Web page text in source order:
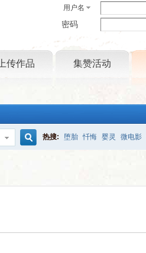
用户名
密码
上传作品 集赞活动
热搜: 堕胎 忏悔 婴灵 微电影